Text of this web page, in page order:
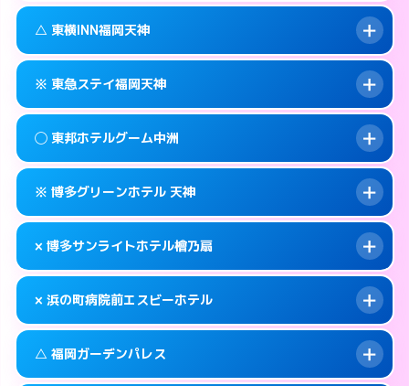
info このホテルの詳細ページを見る →
map 福岡市中央区天神1-16-1
info このホテルの詳細ページを見る →
案内方法:女性が直接お部屋まで伺います。
smartphone 092-781-0711
map 福岡市中央区大名2-6-60
info このホテルの詳細ページを見る →
案内方法:状況により派遣できません。
smartphone 092-739-1045
map 福岡市中央区西中洲1-16
info このホテルの詳細ページを見る →
△ 東横INN福岡天神
案内方法: 状況により派遣できません。
smartphone 092-725-1045
map 福岡市中央区渡辺通5-15-14
info このホテルの詳細ページを見る →
※ 東急ステイ福岡天神
案内方法: カードキーにつきホテルの入り口で
待ち合わせ。
info このホテルの詳細ページを見る →
◯ 東邦ホテルグーム中洲
案内方法: 女性が直接お部屋まで伺います。
smartphone 050-1807-3131
map 福岡市中央区渡辺通5-7-22
info このホテルの詳細ページを見る →
※ 博多グリーンホテル 天神
案内方法:カードキーにつきホテルの入り口で
待ち合わせ。
× 博多サンライトホテル檜乃扇
案内方法:派遣できません。
smartphone 092-522-0080
× 浜の町病院前エスビーホテル
△ 福岡ガーデンパレス